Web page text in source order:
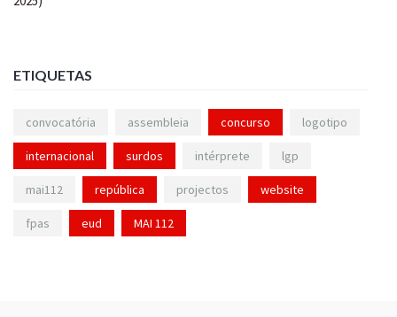
ETIQUETAS
convocatória assembleia concurso logotipo
internacional surdos intérprete lgp
mai112 república projectos website
fpas eud MAI 112